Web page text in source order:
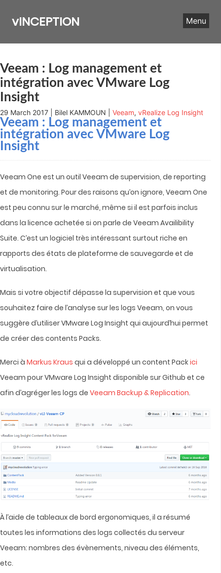
content
vINCEPTION Menu
Veeam : Log management et
intégration avec VMware Log
Insight
29 March 2017 | Bilel KAMMOUN | Veeam, vRealize Log Insight
Veeam : Log management et
intégration avec VMware Log
Insight
Veeam One est un outil Veeam de supervision, de reporting
et de monitoring. Pour des raisons qu’on ignore, Veeam One
est peu connu sur le marché, même si il est parfois inclus
dans la licence achetée si on parle de Veeam Availibility
Suite. C’est un logiciel très intéressant surtout riche en
rapports des états de plateforme de sauvegarde et de
virtualisation.
Mais si votre objectif dépasse la supervision et que vous
souhaitez faire de l’analyse sur les logs Veeam, on vous
suggère d’utiliser VMware Log Insight qui aujourd’hui permet
de créer des contents Packs.
Merci à Markus Kraus qui a développé un content Packici
Veeam pour VMware Log Insight disponible sur Github et ce
afin d’agréger les logs de Veeam Backup & Replication.
À l’aide de tableaux de bord ergonomiques, il a résumé
toutes les informations des logs collectés du serveur
Veeam: nombres des évènements, niveau des éléments,
etc.